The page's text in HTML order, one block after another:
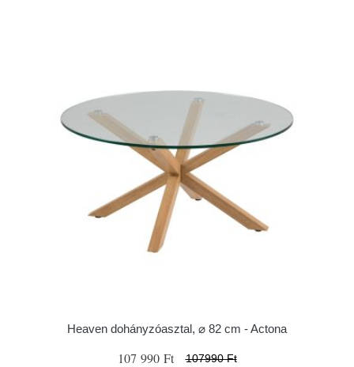
Heaven dohányzóasztal, ⌀ 82 cm - Actona
107 990 Ft 107990 Ft